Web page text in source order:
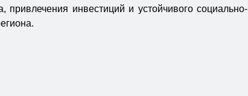
привлечения инвестиций и устойчивого социально-